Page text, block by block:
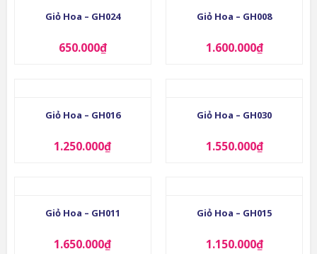
Giỏ Hoa – GH024
650.000₫
Giỏ Hoa – GH008
1.600.000₫
Giỏ Hoa – GH016
1.250.000₫
Giỏ Hoa – GH030
1.550.000₫
Giỏ Hoa – GH011
1.650.000₫
Giỏ Hoa – GH015
1.150.000₫